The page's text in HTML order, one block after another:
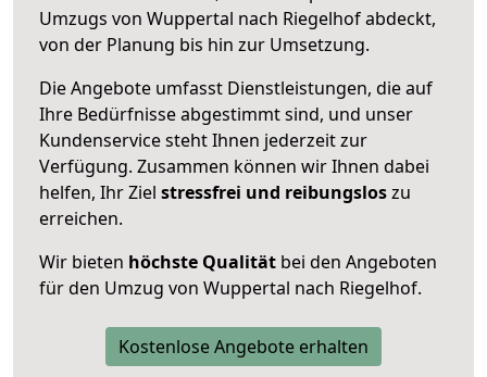
Umzugs von Wuppertal nach Riegelhof abdeckt,
von der Planung bis hin zur Umsetzung.
Die Angebote umfasst Dienstleistungen, die auf
Ihre Bedürfnisse abgestimmt sind, und unser
Kundenservice steht Ihnen jederzeit zur
Verfügung. Zusammen können wir Ihnen dabei
helfen, Ihr Ziel stressfrei und reibungsloszu
erreichen.
Wir bieten höchste Qualität bei den Angeboten
für den Umzug von Wuppertal nach Riegelhof.
Kostenlose Angebote erhalten